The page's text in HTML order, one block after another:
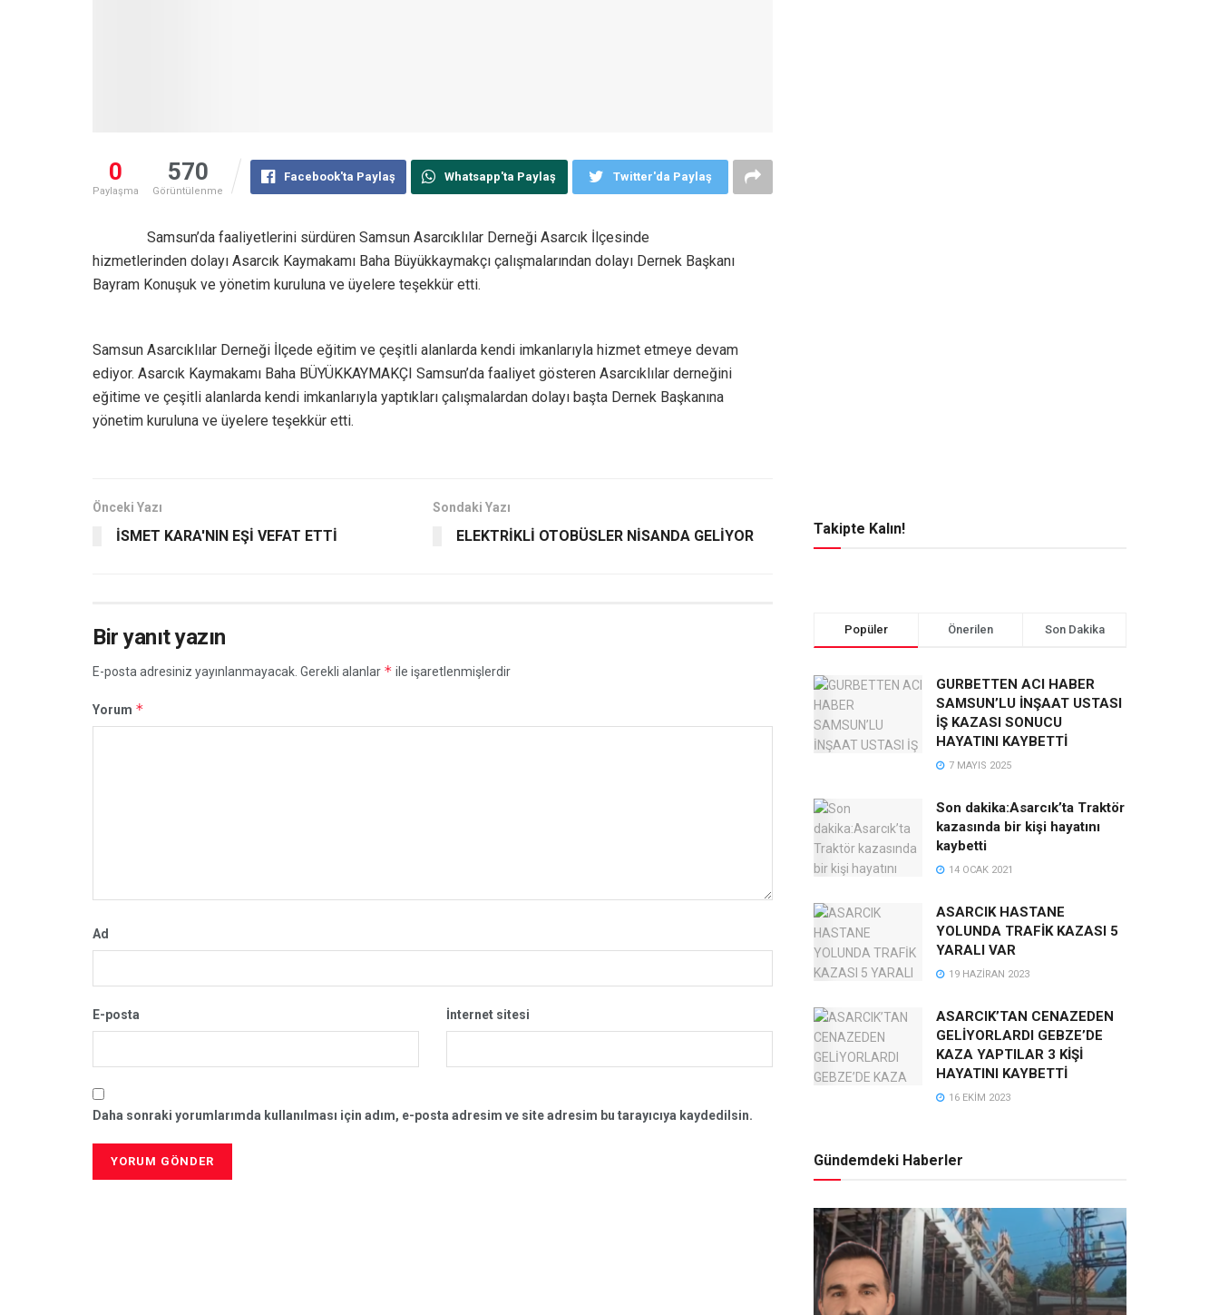
0
Paylaşma
570
Görüntülenme
Facebook'ta Paylaş Whatsapp'ta Paylaş Twitter'da Paylaş
Samsun’da faaliyetlerini sürdüren Samsun Asarcıklılar Derneği Asarcık İlçesinde
hizmetlerinden dolayı Asarcık Kaymakamı Baha Büyükkaymakçı çalışmalarından dolayı Dernek Başkanı
Bayram Konuşuk ve yönetim kuruluna ve üyelere teşekkür etti.
Samsun Asarcıklılar Derneği İlçede eğitim ve çeşitli alanlarda kendi imkanlarıyla hizmet etmeye devam
ediyor. Asarcık Kaymakamı Baha BÜYÜKKAYMAKÇI Samsun’da faaliyet gösteren Asarcıklılar derneğini
eğitime ve çeşitli alanlarda kendi imkanlarıyla yaptıkları çalışmalardan dolayı başta Dernek Başkanına
yönetim kuruluna ve üyelere teşekkür etti.
Önceki Yazı
İSMET KARA'NIN EŞİ VEFAT ETTİ
Sondaki Yazı
ELEKTRİKLİ OTOBÜSLER NİSANDA GELİYOR
Bir yanıt yazın
E-posta adresiniz yayınlanmayacak. Gerekli alanlar * ile işaretlenmişlerdir
Yorum *
Ad
E-posta İnternet sitesi
Daha sonraki yorumlarımda kullanılması için adım, e-posta adresim ve site adresim bu tarayıcıya kaydedilsin.
Takipte Kalın!
Popüler Önerilen Son Dakika
GURBETTEN ACI HABER
SAMSUN’LU İNŞAAT USTASI
İŞ KAZASI SONUCU
HAYATINI KAYBETTİ
7 MAYIS 2025
Son dakika:Asarcık’ta Traktör
kazasında bir kişi hayatını
kaybetti
14 OCAK 2021
ASARCIK HASTANE
YOLUNDA TRAFİK KAZASI 5
YARALI VAR
19 HAZIRAN 2023
ASARCIK’TAN CENAZEDEN
GELİYORLARDI GEBZE’DE
KAZA YAPTILAR 3 KİŞİ
HAYATINI KAYBETTİ
16 EKIM 2023
Gündemdeki Haberler